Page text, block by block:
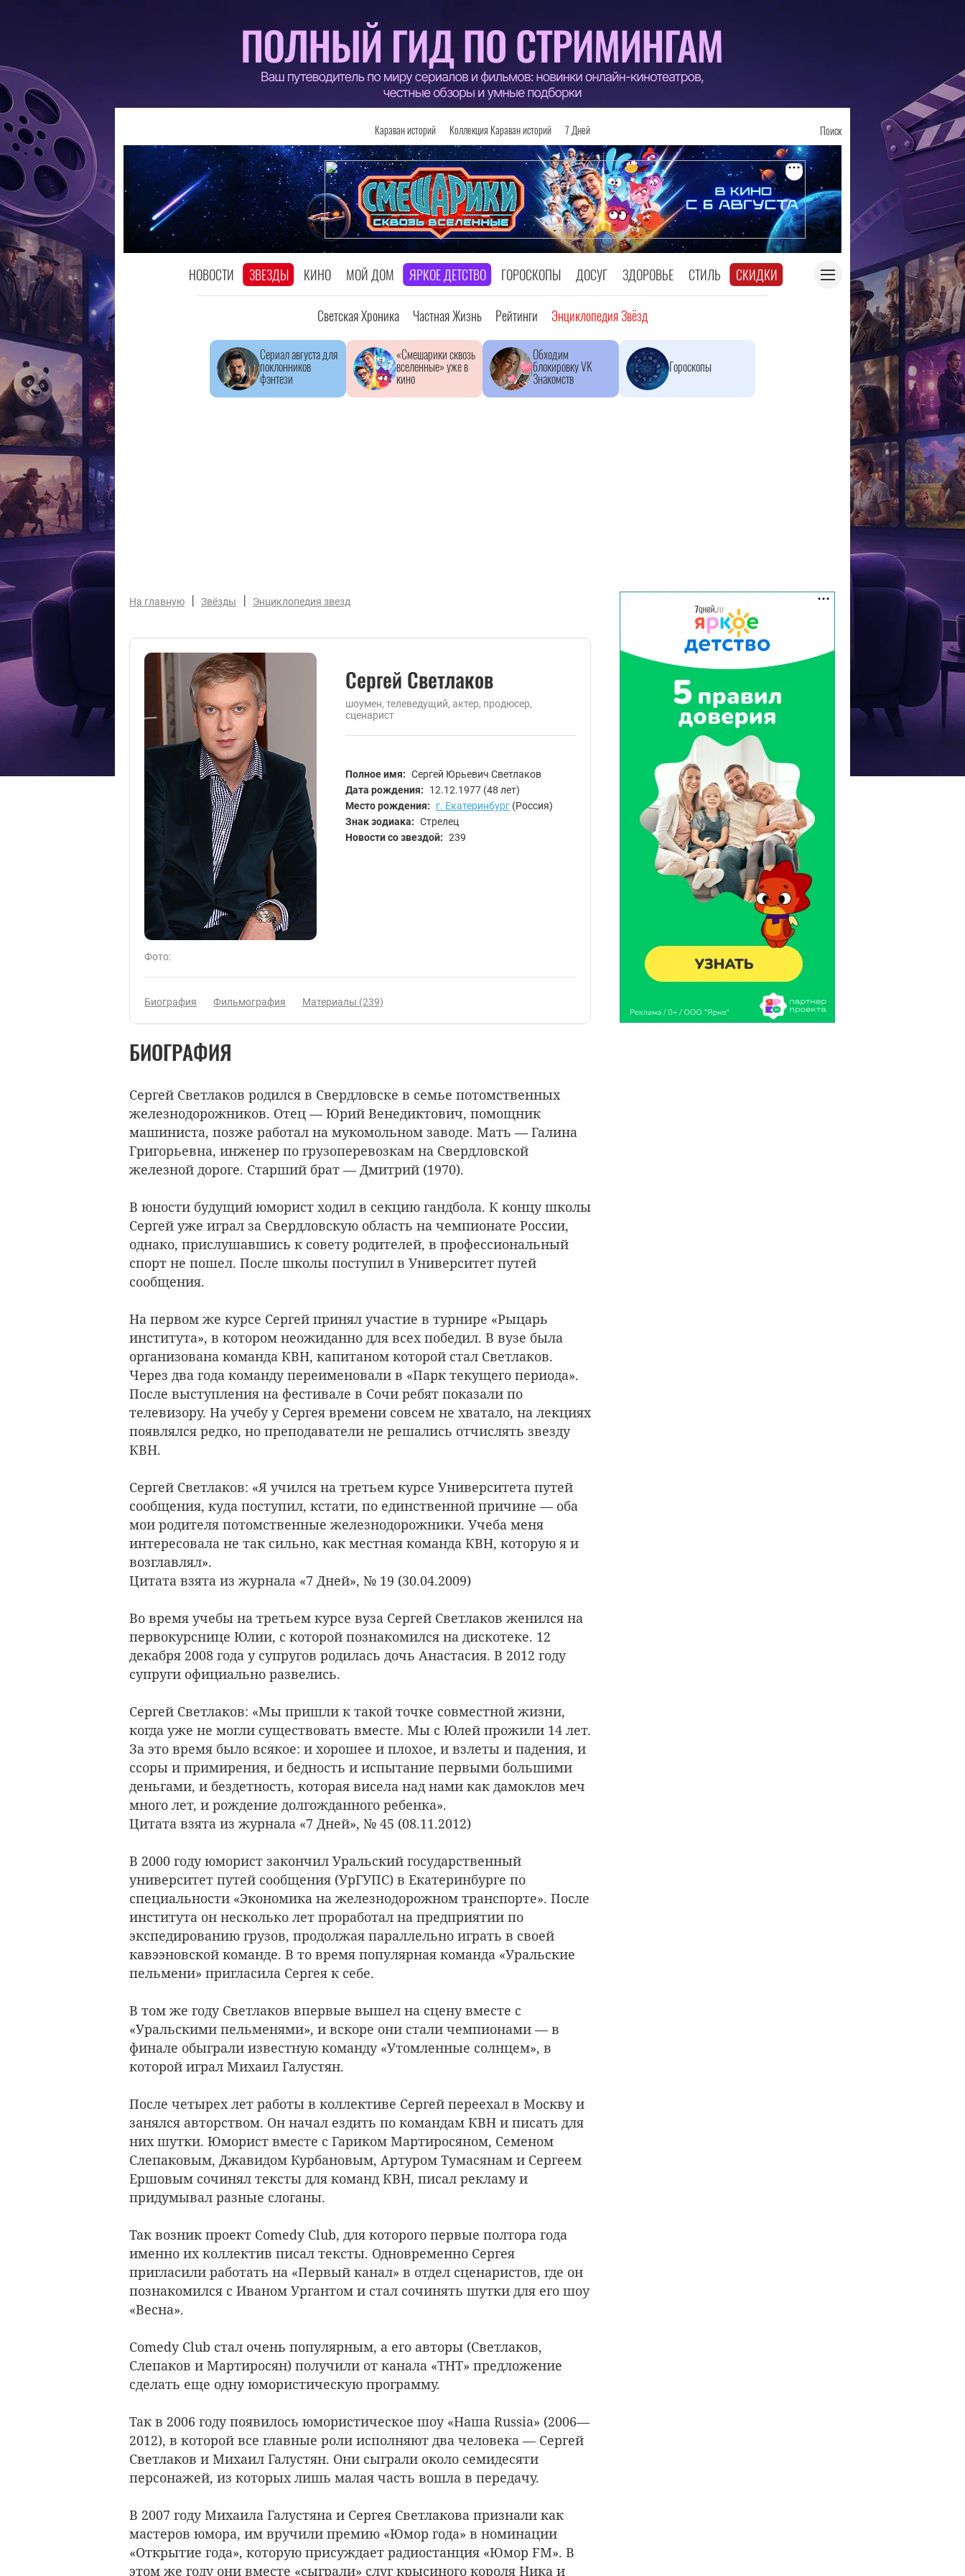
Караван историй Коллекция Караван историй 7 Дней Поиск
НОВОСТИ ЗВЕЗДЫ КИНО МОЙ ДОМ ЯРКОЕ ДЕТСТВО ГОРОСКОПЫ ДОСУГ ЗДОРОВЬЕ СТИЛЬ СКИДКИ
Светская Хроника Частная Жизнь Рейтинги Энциклопедия Звёзд
Сериал августа для
поклонников
фэнтези
«Смешарики сквозь
вселенные» уже в
кино
Обходим
блокировку VK
Знакомств
Гороскопы
На главную | Звёзды | Энциклопедия звезд
Фото:
Сергей Светлаков
шоумен, телеведущий, актер, продюсер,
сценарист
Полное имя: Сергей Юрьевич Светлаков
Дата рождения:
12.12.1977 (48 лет)
Место рождения:
г. Екатеринбург (Россия)
Знак зодиака: Стрелец
Новости со звездой: 239
Биография Фильмография Материалы (239)
БИОГРАФИЯ
Сергей Светлаков родился в Свердловске в семье потомственных
железнодорожников. Отец — Юрий Венедиктович, помощник
машиниста, позже работал на мукомольном заводе. Мать — Галина
Григорьевна, инженер по грузоперевозкам на Свердловской
железной дороге. Старший брат — Дмитрий (1970).
В юности будущий юморист ходил в секцию гандбола. К концу школы
Сергей уже играл за Свердловскую область на чемпионате России,
однако, прислушавшись к совету родителей, в профессиональный
спорт не пошел. После школы поступил в Университет путей
сообщения.
На первом же курсе Сергей принял участие в турнире «Рыцарь
института», в котором неожиданно для всех победил. В вузе была
организована команда КВН, капитаном которой стал Светлаков.
Через два года команду переименовали в «Парк текущего периода».
После выступления на фестивале в Сочи ребят показали по
телевизору. На учебу у Сергея времени совсем не хватало, на лекциях
появлялся редко, но преподаватели не решались отчислять звезду
КВН.
Сергей Светлаков: «Я учился на третьем курсе Университета путей
сообщения, куда поступил, кстати, по единственной причине — оба
мои родителя потомственные железнодорожники. Учеба меня
интересовала не так сильно, как местная команда КВН, которую я и
возглавлял».
Цитата взята из журнала «7 Дней», № 19 (30.04.2009)
Во время учебы на третьем курсе вуза Сергей Светлаков женился на
первокурснице Юлии, с которой познакомился на дискотеке. 12
декабря 2008 года у супругов родилась дочь Анастасия. В 2012 году
супруги официально развелись.
Сергей Светлаков: «Мы пришли к такой точке совместной жизни,
когда уже не могли существовать вместе. Мы с Юлей прожили 14 лет.
За это время было всякое: и хорошее и плохое, и взлеты и падения, и
ссоры и примирения, и бедность и испытание первыми большими
деньгами, и бездетность, которая висела над нами как дамоклов меч
много лет, и рождение долгожданного ребенка».
Цитата взята из журнала «7 Дней», № 45 (08.11.2012)
В 2000 году юморист закончил Уральский государственный
университет путей сообщения (УрГУПС) в Екатеринбурге по
специальности «Экономика на железнодорожном транспорте». После
института он несколько лет проработал на предприятии по
экспедированию грузов, продолжая параллельно играть в своей
кавээновской команде. В то время популярная команда «Уральские
пельмени» пригласила Сергея к себе.
В том же году Светлаков впервые вышел на сцену вместе с
«Уральскими пельменями», и вскоре они стали чемпионами — в
финале обыграли известную команду «Утомленные солнцем», в
которой играл Михаил Галустян.
После четырех лет работы в коллективе Сергей переехал в Москву и
занялся авторством. Он начал ездить по командам КВН и писать для
них шутки. Юморист вместе с Гариком Мартиросяном, Семеном
Слепаковым, Джавидом Курбановым, Артуром Тумасянам и Сергеем
Ершовым сочинял тексты для команд КВН, писал рекламу и
придумывал разные слоганы.
Так возник проект Comedy Club, для которого первые полтора года
именно их коллектив писал тексты. Одновременно Сергея
пригласили работать на «Первый канал» в отдел сценаристов, где он
познакомился с Иваном Ургантом и стал сочинять шутки для его шоу
«Весна».
Comedy Club стал очень популярным, а его авторы (Светлаков,
Слепаков и Мартиросян) получили от канала «ТНТ» предложение
сделать еще одну юмористическую программу.
Так в 2006 году появилось юмористическое шоу «Наша Russia» (2006—
2012), в которой все главные роли исполняют два человека — Сергей
Светлаков и Михаил Галустян. Они сыграли около семидесяти
персонажей, из которых лишь малая часть вошла в передачу.
В 2007 году Михаила Галустяна и Сергея Светлакова признали как
мастеров юмора, им вручили премию «Юмор года» в номинации
«Открытие года», которую присуждает радиостанция «Юмор FM». В
этом же году они вместе «сыграли» слуг крысиного короля Ника и